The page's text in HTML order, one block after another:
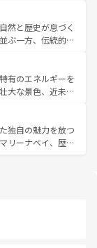
力を心ゆくまで味
韓国情報はコンテンツ一
の古い町並みやホ
、独特の雰囲気を
かさとおいしさで
ーヒーなどは、ぜ
もあたたかい人々
れられない旅にな
然と歴史が息づく
ぶ一方、伝統的な
マイなどの山岳地
トやクラビの美し
できる。タイ料理
にも異なる楽しみ
、仏教を中心とし
る旅人を魅了し続
有のエネルギーを
大な景色、近未来
スポットが密集し
魅力。息をのむよ
存分に楽しみ尽く
独自の魅力を放つ
リーナベイ、歴史
外せないスポット